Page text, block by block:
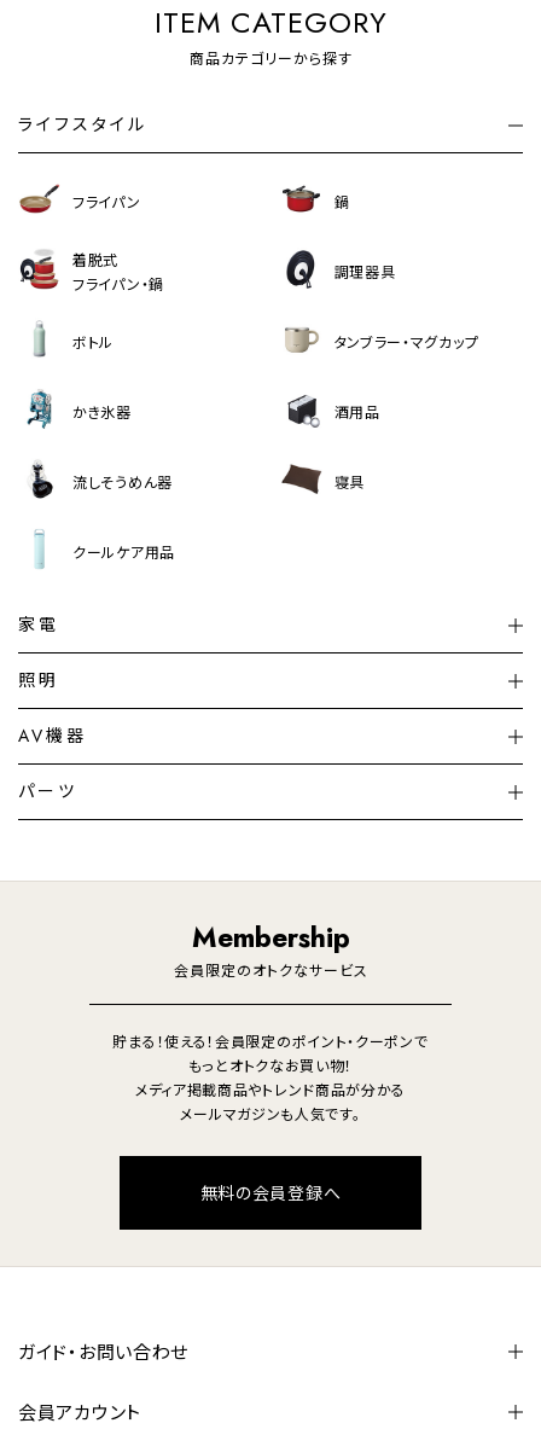
ITEM CATEGORY
商品カテゴリーから探す
ライフスタイル
フライパン 鍋
着脱式
フライパン・鍋
調理器具
ボトル タンブラー・マグカップ
かき氷器 酒用品
流しそうめん器 寝具
クールケア用品
家電
加湿器・空気清浄機
暖房機 掃除機
調理家電 生活家電
照明
シーリングライト
デスクライト
AV機器
テレビ
パーツ
Membership
会員限定のオトクなサービス
貯まる！使える！会員限定のポイント・クーポンで
もっとオトクなお買い物！
メディア掲載商品やトレンド商品が分かる
メールマガジンも人気です。
無料の会員登録へ
ガイド・お問い合わせ
会員アカウント